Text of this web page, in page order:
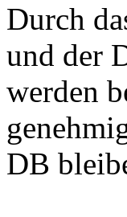
Durch
und der
werden
DB